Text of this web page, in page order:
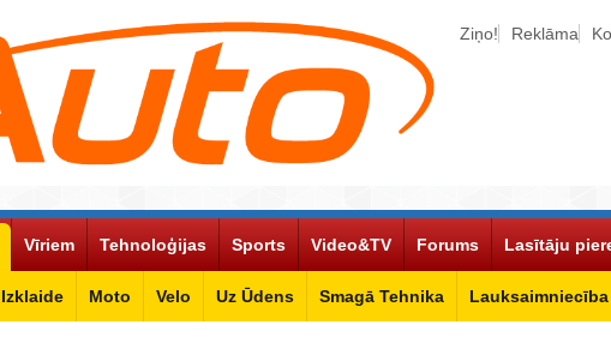
Ziņo! Reklāma
Izklaide Moto Velo Uz Ūdens Smagā Tehnika Lauksaimniecība
Vīriem Tehnoloģijas Sports Video&TV Forums Lasītāju